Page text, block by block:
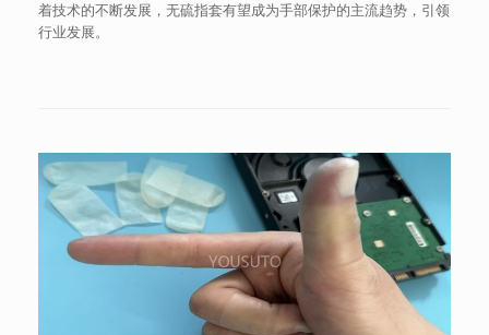
着技术的不断发展，无硫指套有望成为手部保护的主流趋势，引领
行业发展。